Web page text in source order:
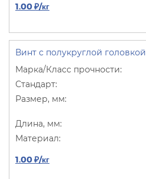
1.00 ₽/кг
Винт с полукруглой головкой
1.00 ₽/кг